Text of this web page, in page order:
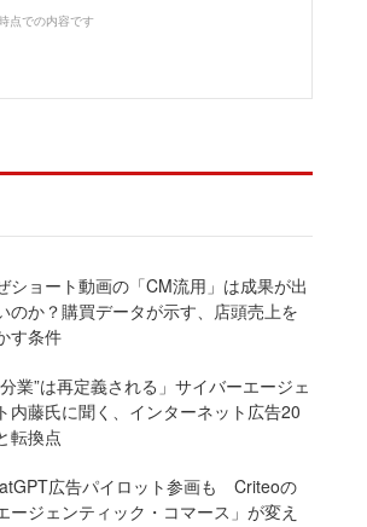
点での内容です
ショート動画の「CM流用」は成果が出
のか？購買データが示す、店頭売上を
す条件
分業”は再定義される」サイバーエージェ
内藤氏に聞く、インターネット広告20
転換点
広告パイロット参画も Criteoの
ージェンティック・コマース」が変え